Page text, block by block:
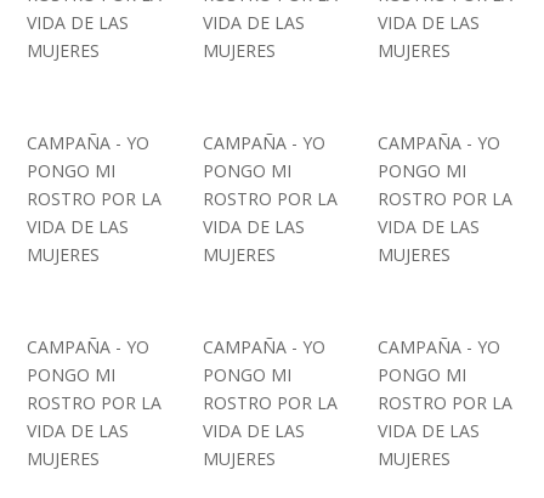
VIDA DE LAS
MUJERES
VIDA DE LAS
MUJERES
VIDA DE LAS
MUJERES
CAMPAÑA - YO
PONGO MI
ROSTRO POR LA
VIDA DE LAS
MUJERES
CAMPAÑA - YO
PONGO MI
ROSTRO POR LA
VIDA DE LAS
MUJERES
CAMPAÑA - YO
PONGO MI
ROSTRO POR LA
VIDA DE LAS
MUJERES
CAMPAÑA - YO
PONGO MI
ROSTRO POR LA
VIDA DE LAS
MUJERES
CAMPAÑA - YO
PONGO MI
ROSTRO POR LA
VIDA DE LAS
MUJERES
CAMPAÑA - YO
PONGO MI
ROSTRO POR LA
VIDA DE LAS
MUJERES